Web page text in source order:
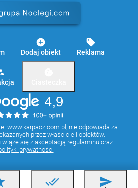
add_circle
Dodaj obiekt
sell
Reklama
www.karpacz.com.pl, nie odpowiada za
przez właścicieli obiektów.
się z akceptacją regulaminu oraz
prywatności
done_all send